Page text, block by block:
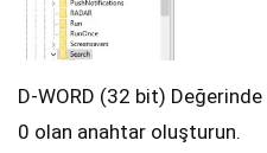
D-WORD (32 bit) Değerinde
0 olan anahtar oluşturun.